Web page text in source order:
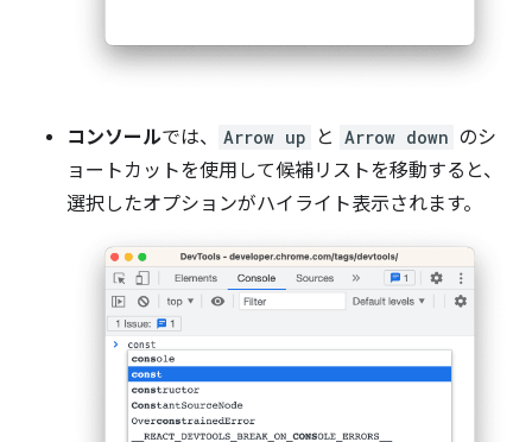
コンソールでは、 Arrow up と Arrow down のシ
ョートカットを使用して候補リストを移動すると、
選択したオプションがハイライト表示されます。